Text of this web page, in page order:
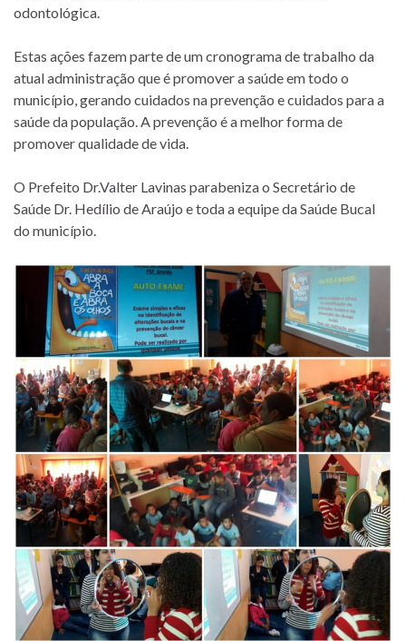
odontológica.
Estas ações fazem parte de um cronograma de trabalho da
atual administração que é promover a saúde em todo o
município, gerando cuidados na prevenção e cuidados para a
saúde da população. A prevenção é a melhor forma de
promover qualidade de vida.
O Prefeito Dr.Valter Lavinas parabeniza o Secretário de
Saúde Dr. Hedílio de Araújo e toda a equipe da Saúde Bucal
do município.